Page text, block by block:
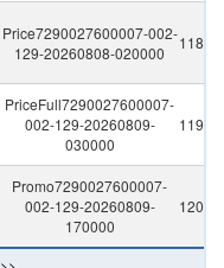
Price7290027600007-002-
129-20260808-020000
118
PriceFull7290027600007-
002-129-20260809-
030000
119
Promo7290027600007-
002-129-20260809-
170000
120